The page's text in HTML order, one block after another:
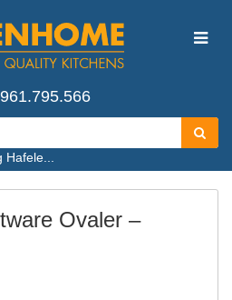
Hafele...
Ovaler –